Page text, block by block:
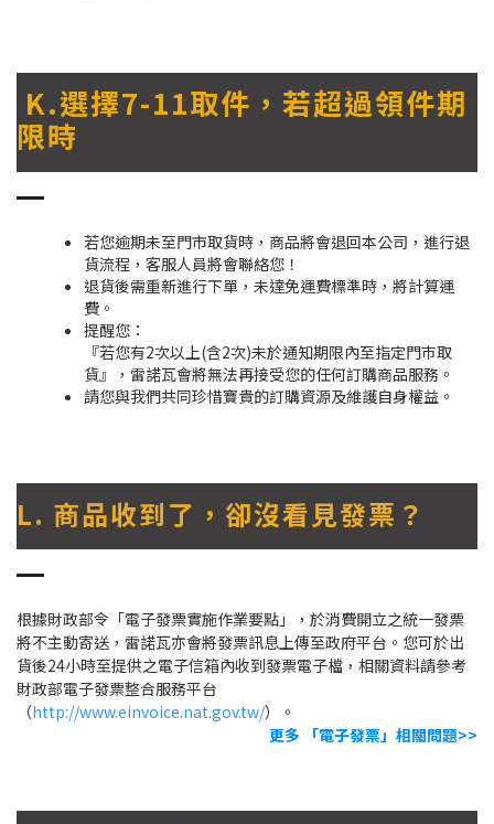
K.選擇7-11取件，若超過領件期
限時
若您逾期未至門市取貨時，商品將會退回本公司，進行退
貨流程，客服人員將會聯絡您！
退貨後需重新進行下單，未達免運費標準時，將計算運
費。
提醒您：
『若您有2次以上(含2次)未於通知期限內至指定門巿取
貨』，雷諾瓦會將無法再接受您的任何訂購商品服務。
請您與我們共同珍惜寶貴的訂購資源及維護自身權益。
L. 商品收到了，卻沒看見發票？
根據財政部令「電子發票實施作業要點」，於消費開立之統一發票
將不主動寄送，雷諾瓦亦會將發票訊息上傳至政府平台。您可於出
貨後24小時至提供之電子信箱內收到發票電子檔，相關資料請參考
財政部電子發票整合服務平台
（http://www.einvoice.nat.gov.tw/）。
更多 「電子發票」相關問題>>